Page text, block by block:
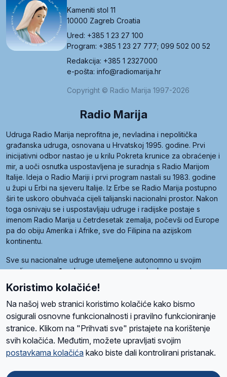
Kameniti stol 11
10000 Zagreb Croatia
Ured: +385 1 23 27 100
Program: +385 1 23 27 777; 099 502 00 52
Redakcija: +385 1 2327000
e-pošta: info@radiomarija.hr
Copyright © Radio Marija 1997-2026
Radio Marija
Udruga Radio Marija neprofitna je, nevladina i nepolitička
građanska udruga, osnovana u Hrvatskoj 1995. godine. Prvi
inicijativni odbor nastao je u krilu Pokreta krunice za obraćenje i
mir, a uoči osnutka uspostavljena je suradnja s Radio Marijom
Italije. Ideja o Radio Mariji i prvi program nastali su 1983. godine
u župi u Erbi na sjeveru Italije. Iz Erbe se Radio Marija postupno
širi te uskoro obuhvaća cijeli talijanski nacionalni prostor. Nakon
toga osnivaju se i uspostavljaju udruge i radijske postaje s
imenom Radio Marija u četrdesetak zemalja, počevši od Europe
pa do obiju Amerika i Afrike, sve do Filipina na azijskom
kontinentu.
Sve su nacionalne udruge utemeljene autonomno u svojim
zemljama, a međusobna su povezane preko krovne udruge
pod nazivom Svjetska obitelj Radio Marije (World Family of
Radio Maria). Svjetsku obitelj utemeljilo je sedam članica, među
kojima je i hrvatska Udruga Radio Marija.
O namaRadio ProgramVolonteriPrijateljiKontaktPravila privatnosti
Ova stranica je zaštićena Google reCAPTCHA sustavom
Koristimo kolačiće!
Na našoj web stranici koristimo kolačiće kako bismo
osigurali osnovne funkcionalnosti i pravilno funkcioniranje
stranice. Klikom na "Prihvati sve" pristajete na korištenje
svih kolačića. Međutim, možete upravljati svojim
postavkama kolačića kako biste dali kontrolirani pristanak.